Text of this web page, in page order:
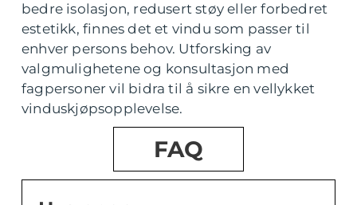
bedre isolasjon, redusert støy eller forbedret
estetikk, finnes det et vindu som passer til
enhver persons behov. Utforsking av
valgmulighetene og konsultasjon med
fagpersoner vil bidra til å sikre en vellykket
vinduskjøpsopplevelse.
FAQ